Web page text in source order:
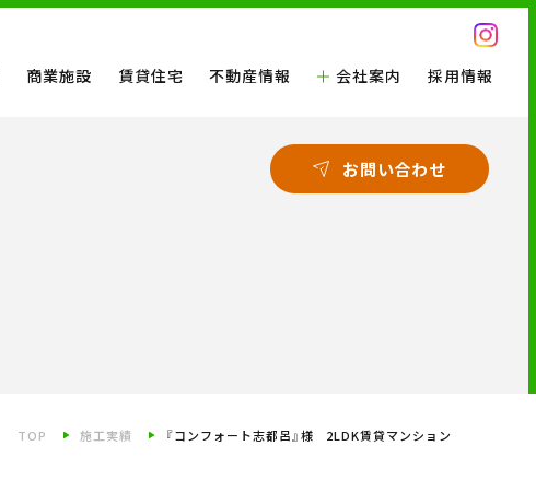
お問い合わせ
商業施設 賃貸住宅 不動産情報 会社案内 採用情報
TOP 施工実績 『コンフォート志都呂』様 2LDK賃貸マンション